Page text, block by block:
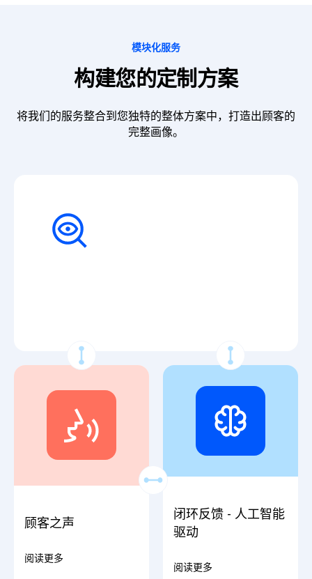
模块化服务
构建您的定制方案
将我们的服务整合到您独特的整体方案中，打造出顾客的
完整画像。
顾客之声
阅读更多
闭环反馈 - 人工智能
驱动
阅读更多